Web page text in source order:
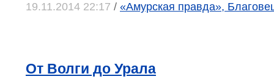
19.11.2014 22:17 / «Амурская правда»,
От Волги до Урала